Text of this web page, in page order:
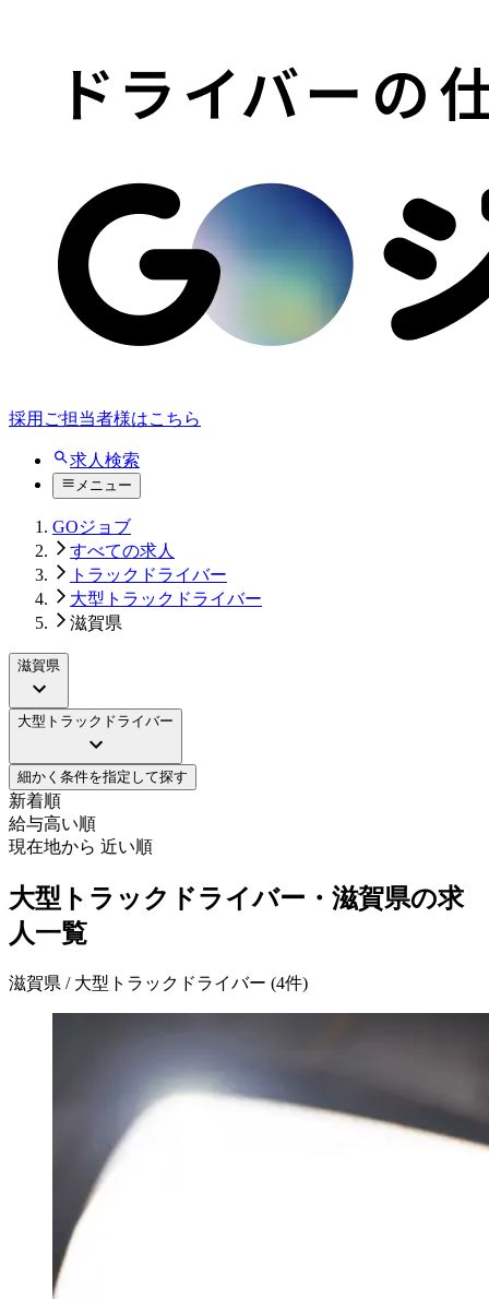
採用ご担当者様はこちら
求人検索
メニュー
GOジョブ
すべての求人
トラックドライバー
大型トラックドライバー
滋賀県
滋賀県
大型トラックドライバー
細かく条件を指定して探す
新着順
給与高い順
現在地から 近い順
大型トラックドライバー・滋賀県の求
人一覧
滋賀県 / 大型トラックドライバー (4件)